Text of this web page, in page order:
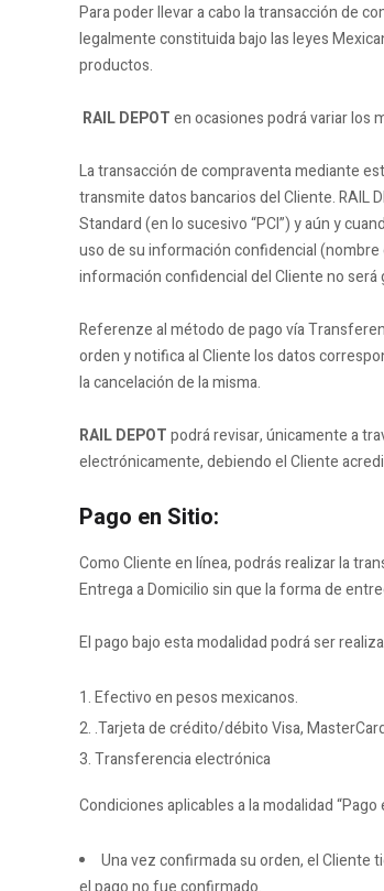
Para poder llevar a cabo la transacción de
legalmente constituida bajo las leyes
productos.
RAIL DEPOTen ocasiones podrá variar los
La transacción de compraventa mediante
transmite datos bancarios del Cliente. RAIL
Standard (en lo sucesivo “PCI”) y aún y
uso de su información confidencial
información confidencial del Cliente no será
Referenze al método de pago vía
orden y notifica al Cliente los datos
la cancelación de la misma.
RAIL DEPOTpodrá revisar, únicamente a
electrónicamente, debiendo el Cliente
Pago en Sitio:
Como Cliente en línea, podrás realizar la
Entrega a Domicilio sin que la forma de
El pago bajo esta modalidad podrá ser
Efectivo en pesos mexicanos.
.Tarjeta de crédito/débito Visa,
Transferencia electrónica
Condiciones aplicables a la modalidad “Pago
Una vez confirmada su orden, el Cliente